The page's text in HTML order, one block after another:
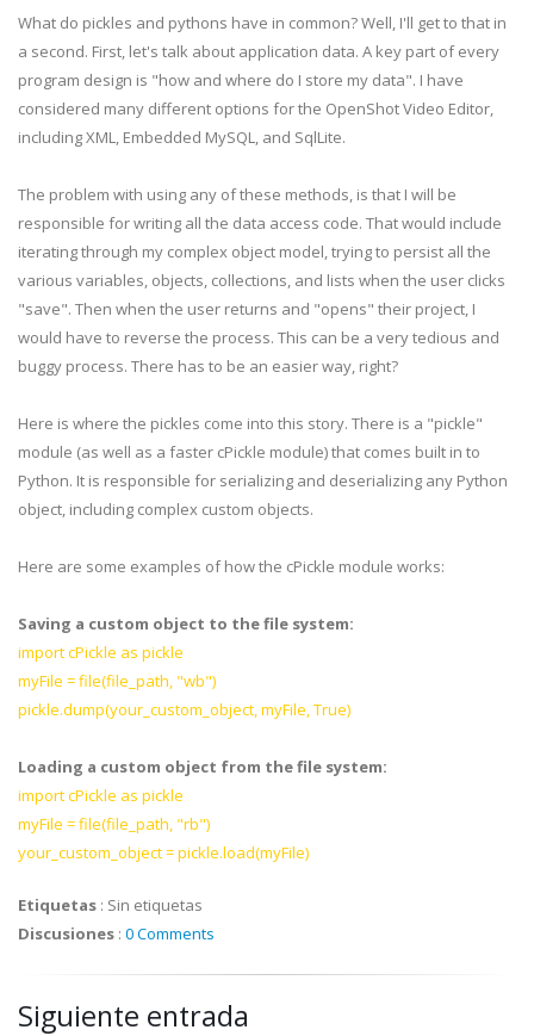
What do pickles and pythons have in common? Well, I'll get to that in
a second. First, let's talk about application data. A key part of every
program design is "how and where do I store my data". I have
considered many different options for the OpenShot Video Editor,
including XML, Embedded MySQL, and SqlLite.
The problem with using any of these methods, is that I will be
responsible for writing all the data access code. That would include
iterating through my complex object model, trying to persist all the
various variables, objects, collections, and lists when the user clicks
"save". Then when the user returns and "opens" their project, I
would have to reverse the process. This can be a very tedious and
buggy process. There has to be an easier way, right?
Here is where the pickles come into this story. There is a "pickle"
module (as well as a faster cPickle module) that comes built in to
Python. It is responsible for serializing and deserializing any Python
object, including complex custom objects.
Here are some examples of how the cPickle module works:
Saving a custom object to the file system:
import cPickle as pickle
myFile = file(file_path, "wb")
pickle.dump(your_custom_object, myFile, True)
Loading a custom object from the file system:
import cPickle as pickle
myFile = file(file_path, "rb")
your_custom_object = pickle.load(myFile)
Etiquetas : Sin etiquetas
Discusiones : 0 Comments
Siguiente entrada